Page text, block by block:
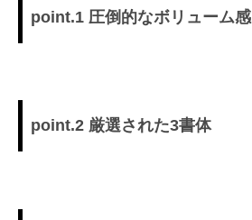
point.1 圧倒的なボリューム感
point.2 厳選された3書体